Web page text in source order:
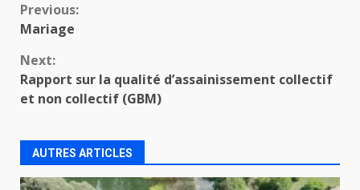
Continue
Reading
Previous:
Mariage
Next:
Rapport sur la qualité d’assainissement collectif
et non collectif (GBM)
AUTRES ARTICLES